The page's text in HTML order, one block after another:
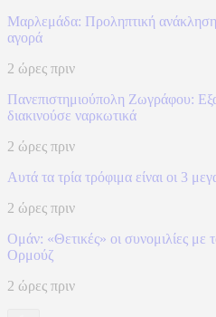
Μαρλεμάδα: Προληπτική ανάκληση
αγορά
2 ώρες πριν
Πανεπιστημιούπολη Ζωγράφου:
διακινούσε ναρκωτικά
2 ώρες πριν
Αυτά τα τρία τρόφιμα είναι οι 3
2 ώρες πριν
Ομάν: «Θετικές» οι συνομιλίες με
Ορμούζ
2 ώρες πριν